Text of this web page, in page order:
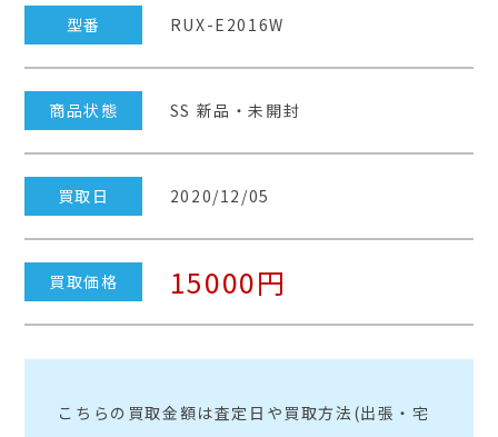
型番 RUX-E2016W
商品状態 SS 新品・未開封
買取日 2020/12/05
買取価格 15000円
こちらの買取金額は査定日や買取方法(出張・宅